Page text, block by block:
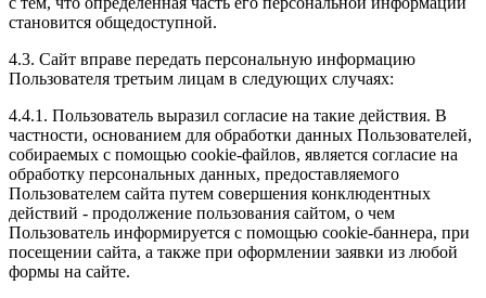
становится общедоступной.
4.3. Сайт вправе передать персональную информацию
Пользователя третьим лицам в следующих случаях:
4.4.1. Пользователь выразил согласие на такие действия. В
частности, основанием для обработки данных Пользователей,
собираемых с помощью cookie-файлов, является согласие на
обработку персональных данных, предоставляемого
Пользователем сайта путем совершения конклюдентных
действий - продолжение пользования сайтом, о чем
Пользователь информируется с помощью cookie-баннера, при
посещении сайта, а также при оформлении заявки из любой
формы на сайте.